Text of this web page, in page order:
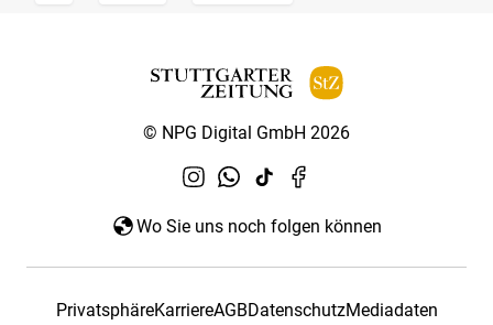
© NPG Digital GmbH 2026
Wo Sie uns noch folgen können
PrivatsphäreKarriereAGBDatenschutzMediadaten